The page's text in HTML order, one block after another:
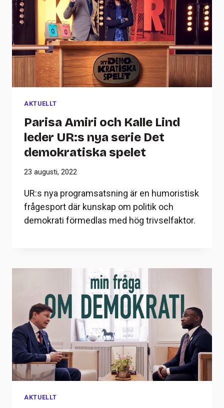
AKTUELLT
Parisa Amiri och Kalle Lind
leder UR:s nya serie Det
demokratiska spelet
23 augusti, 2022
UR:s nya programsatsning är en humoristisk
frågesport där kunskap om politik och
demokrati förmedlas med hög trivselfaktor.
AKTUELLT